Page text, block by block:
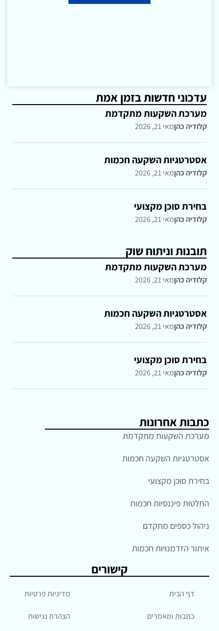
עדכוני חדשות בזמן אמת
מערכת השקעות מתקדמת
קלודיה כהןמאי 21, 2026
אסטרטגיות השקעה חכמות
קלודיה כהןמאי 21, 2026
בחירת סוכן מקצועי
קלודיה כהןמאי 21, 2026
תובנות וניתוח שוק
מערכת השקעות מתקדמת
קלודיה כהןמאי 21, 2026
אסטרטגיות השקעה חכמות
קלודיה כהןמאי 21, 2026
בחירת סוכן מקצועי
קלודיה כהןמאי 21, 2026
כתבות אחרונות
מערכת השקעות מתקדמת
אסטרטגיות השקעה חכמות
בחירת סוכן מקצועי
החלטות פיננסיות חכמות
ניהול כספים מתקדם
איתור הזדמנויות חכמות
קישורים
דף הבית
כתבות ומאמרים
מדיניות פרטיות
הצהרת נגישות